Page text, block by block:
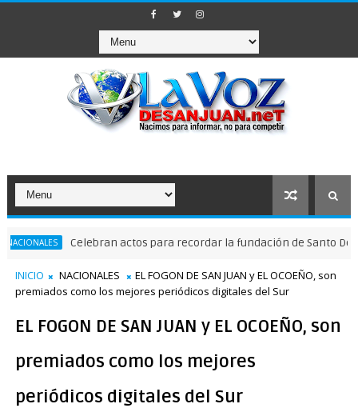
Celebran actos para recordar la fundación de Santo Domingo
INICIO NACIONALES
EL FOGON DE SAN JUAN y EL OCOEÑO, son
premiados como los mejores periódicos digitales del Sur
EL FOGON DE SAN JUAN y EL OCOEÑO, son
premiados como los mejores
periódicos digitales del Sur